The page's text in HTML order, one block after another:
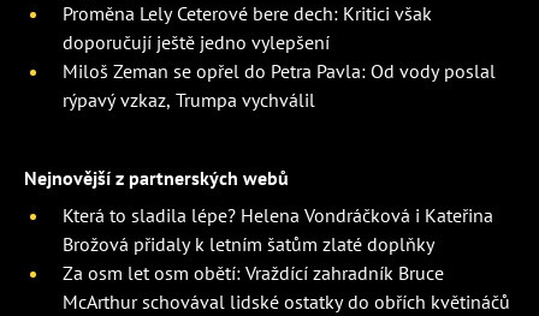
Proměna Lely Ceterové bere dech: Kritici však
doporučují ještě jedno vylepšení
Miloš Zeman se opřel do Petra Pavla: Od vody poslal
rýpavý vzkaz, Trumpa vychválil
Nejnovější z partnerských webů
Která to sladila lépe? Helena Vondráčková i Kateřina
Brožová přidaly k letním šatům zlaté doplňky
Za osm let osm obětí: Vraždící zahradník Bruce
McArthur schovával lidské ostatky do obřích květináčů